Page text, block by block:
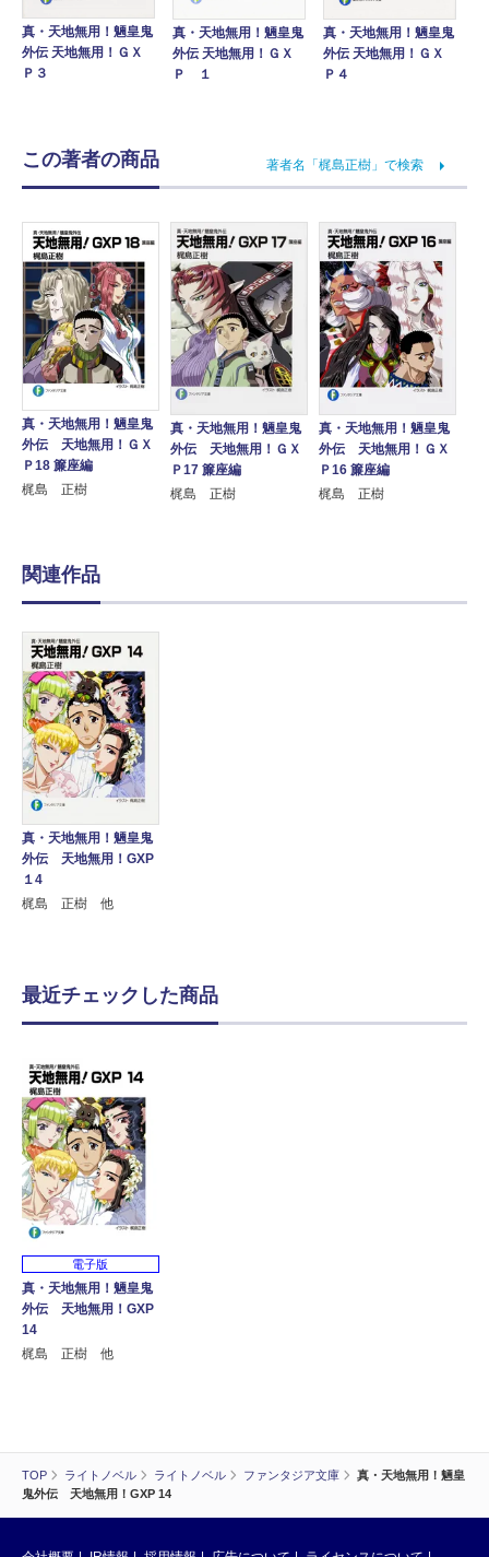
TOP ライトノベル ライトノベル ファンタジア文庫
真・天地無用！魎皇
鬼外伝 天地無用！GXP 14
真・天地無用！魎皇鬼
外伝 天地無用！ＧＸ
Ｐ３
真・天地無用！魎皇鬼
外伝 天地無用！ＧＸ
Ｐ １
真・天地無用！魎皇鬼
外伝 天地無用！ＧＸ
Ｐ４
この著者の商品 著者名「梶島正樹」で検索
真・天地無用！魎皇鬼
外伝 天地無用！ＧＸ
Ｐ18 簾座編
梶島 正樹
真・天地無用！魎皇鬼
外伝 天地無用！ＧＸ
Ｐ17 簾座編
梶島 正樹
真・天地無用！魎皇鬼
外伝 天地無用！ＧＸ
Ｐ16 簾座編
梶島 正樹
関連作品
真・天地無用！魎皇鬼
外伝 天地無用！GXP
１4
梶島 正樹 他
最近チェックした商品
電子版
真・天地無用！魎皇鬼
外伝 天地無用！GXP
14
梶島 正樹 他